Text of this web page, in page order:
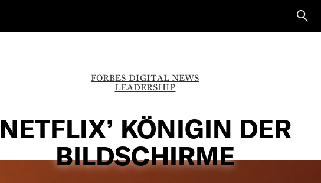
FORBES DIGITAL NEWS
LEADERSHIP
NETFLIX’ KÖNIGIN DER
BILDSCHIRME